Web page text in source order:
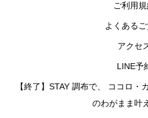
ご利用
よくある
アクセ
LINE予
【終了】STAY 調布で、 ココロ
のわがまま叶